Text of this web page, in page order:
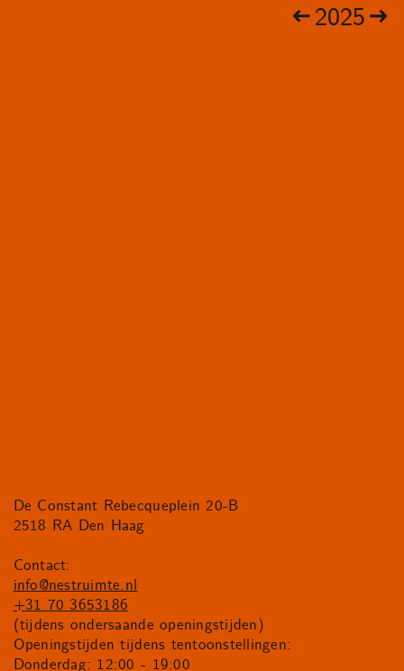
2025
De Constant Rebecqueplein 20-B
2518 RA Den Haag
Contact:
info@nestruimte.nl
+31 70 3653186
(tijdens ondersaande openingstijden)
Openingstijden tijdens tentoonstellingen:
Donderdag: 12:00 - 19:00